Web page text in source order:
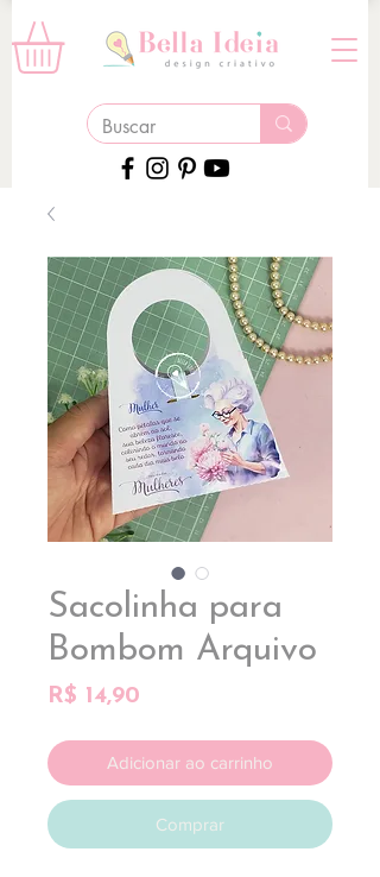
Sacolinha para
Bombom Arquivo
R$ 14,90
Adicionar ao carrinho
Comprar